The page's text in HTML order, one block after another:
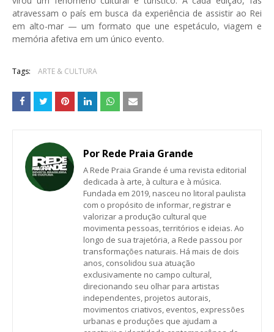
atravessam o país em busca da experiência de assistir ao Rei
em alto-mar — um formato que une espetáculo, viagem e
memória afetiva em um único evento.
Tags: ARTE & CULTURA
Por Rede Praia Grande
A Rede Praia Grande é uma revista editorial
dedicada à arte, à cultura e à música.
Fundada em 2019, nasceu no litoral paulista
com o propósito de informar, registrar e
valorizar a produção cultural que
movimenta pessoas, territórios e ideias. Ao
longo de sua trajetória, a Rede passou por
transformações naturais. Há mais de dois
anos, consolidou sua atuação
exclusivamente no campo cultural,
direcionando seu olhar para artistas
independentes, projetos autorais,
movimentos criativos, eventos, expressões
urbanas e produções que ajudam a